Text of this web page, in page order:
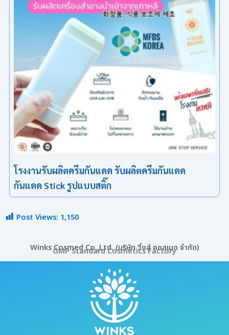
โรงงานรับผลิตครีมกันแดด รับผลิตครีมกันแดด
กันแดด Stick รูปแบบสติ๊ก
Post Views: 1,150
Winks Cosmed Co.,Ltd. (บริษัท วิ้งส์ คอสเมด จำกัด)
GMP Standard Cosmetics Factory